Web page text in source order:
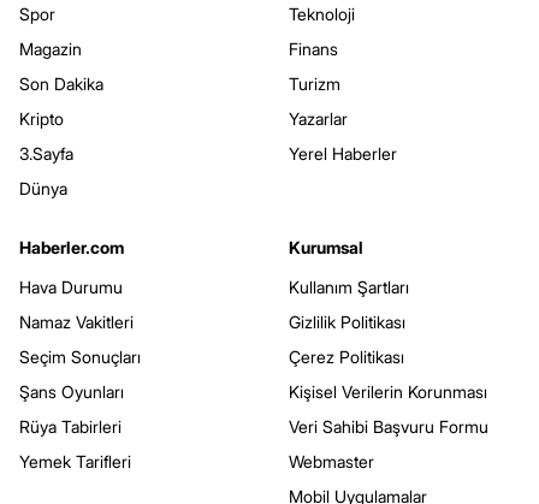
Spor
Magazin
Son Dakika
Kripto
3.Sayfa
Dünya
Teknoloji
Finans
Turizm
Yazarlar
Yerel Haberler
Haberler.com
Hava Durumu
Namaz Vakitleri
Seçim Sonuçları
Şans Oyunları
Rüya Tabirleri
Yemek Tarifleri
Kurumsal
Kullanım Şartları
Gizlilik Politikası
Çerez Politikası
Kişisel Verilerin Korunması
Veri Sahibi Başvuru Formu
Webmaster
Mobil Uygulamalar